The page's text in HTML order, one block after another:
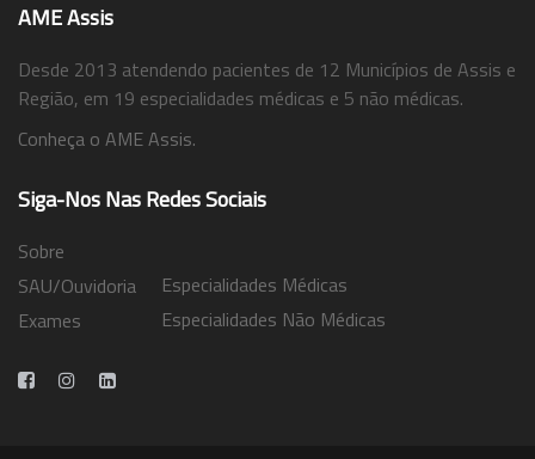
AME Assis
Desde 2013 atendendo pacientes de 12 Municípios de Assis e
Região, em 19 especialidades médicas e 5 não médicas.
Conheça o AME Assis.
Siga-Nos Nas Redes Sociais
Sobre
SAU/Ouvidoria
Exames
Especialidades Médicas
Especialidades Não Médicas